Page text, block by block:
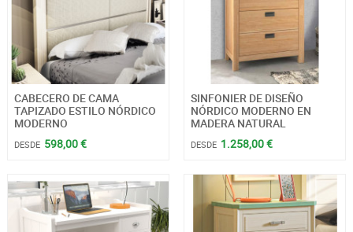
CABECERO DE CAMA
TAPIZADO ESTILO NÓRDICO
MODERNO
DESDE 598,00 €
SINFONIER DE DISEÑO
NÓRDICO MODERNO EN
MADERA NATURAL
DESDE 1.258,00 €